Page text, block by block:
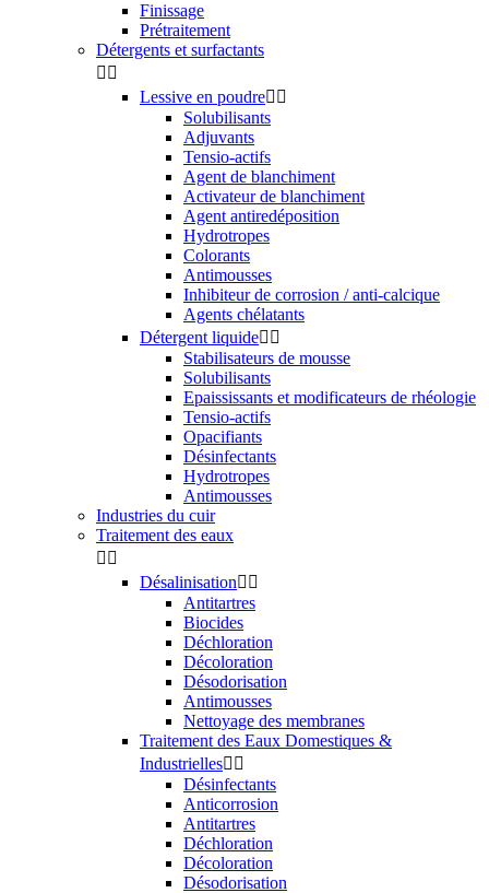
Finissage
Prétraitement
Détergents et surfactants
 
Lessive en poudre 
Solubilisants
Adjuvants
Tensio-actifs
Agent de blanchiment
Activateur de blanchiment
Agent antiredéposition
Hydrotropes
Colorants
Antimousses
Inhibiteur de corrosion / anti-calcique
Agents chélatants
Détergent liquide 
Stabilisateurs de mousse
Solubilisants
Epaississants et modificateurs de rhéologie
Tensio-actifs
Opacifiants
Désinfectants
Hydrotropes
Antimousses
Industries du cuir
Traitement des eaux
 
Désalinisation 
Antitartres
Biocides
Déchloration
Décoloration
Désodorisation
Antimousses
Nettoyage des membranes
Traitement des Eaux Domestiques &
Industrielles 
Désinfectants
Anticorrosion
Antitartres
Déchloration
Décoloration
Désodorisation